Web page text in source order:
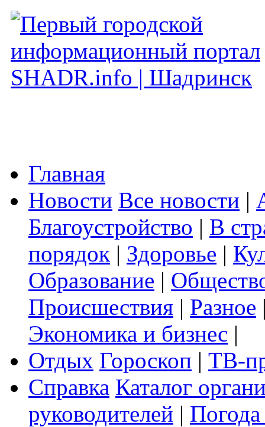
Главная
Новости Все новости |
Благоустройство | В
порядок | Здоровье |
Образование |
Происшествия | Разное
Экономика и бизнес |
Отдых Гороскоп | ТВ-
Справка Каталог
руководителей |